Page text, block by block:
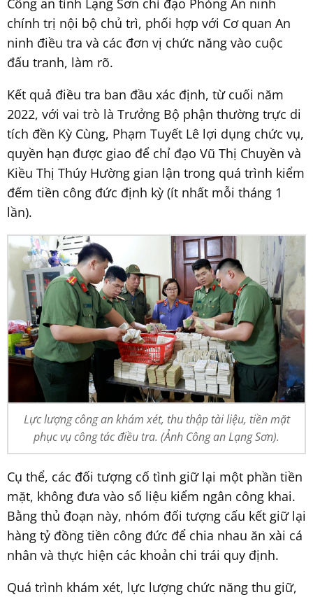
Công an tỉnh Lạng Sơn chỉ đạo Phòng An ninh
chính trị nội bộ chủ trì, phối hợp với Cơ quan An
ninh điều tra và các đơn vị chức năng vào cuộc
đấu tranh, làm rõ.
Kết quả điều tra ban đầu xác định, từ cuối năm
2022, với vai trò là Trưởng Bộ phận thường trực di
tích đền Kỳ Cùng, Phạm Tuyết Lê lợi dụng chức vụ,
quyền hạn được giao để chỉ đạo Vũ Thị Chuyền và
Kiều Thị Thúy Hường gian lận trong quá trình kiểm
đếm tiền công đức định kỳ (ít nhất mỗi tháng 1
lần).
Lực lượng công an khám xét, thu thập tài liệu, tiền mặt
phục vụ công tác điều tra. (Ảnh Công an Lạng Sơn).
Cụ thể, các đối tượng cố tình giữ lại một phần tiền
mặt, không đưa vào số liệu kiểm ngân công khai.
Bằng thủ đoạn này, nhóm đối tượng cấu kết giữ lại
hàng tỷ đồng tiền công đức để chia nhau ăn xài cá
nhân và thực hiện các khoản chi trái quy định.
Quá trình khám xét, lực lượng chức năng thu giữ,